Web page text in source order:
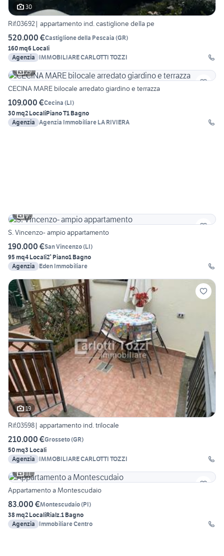
30
Rif.03692| appartamento ind. castiglione della pe
520.000 €Castiglione della Pescaia (GR)
160 mq6 Locali
Agenzia
IMMOBILIARE CARLOTTI TOZZI
29
CECINA MARE bilocale arredato giardino e terrazza
109.000 €Cecina (LI)
30 mq2 LocaliPiano T1 Bagno
Agenzia Agenzia Immobiliare LA RIVIERA
9
S. Vincenzo- ampio appartamento
190.000 €San Vincenzo(LI)
95 mq4 Locali2° Piano1 Bagno
Agenzia
Eden Immobiliare
19
Rif.03598| appartamento ind. trilocale
210.000 €Grosseto(GR)
50 mq3 Locali
Agenzia
IMMOBILIARE CARLOTTI TOZZI
11
Appartamento a Montescudaio
83.000 €Montescudaio(PI)
38 mq2 LocaliRialz.1 Bagno
Agenzia
Immobiliare Centro